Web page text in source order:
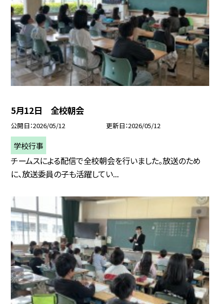
5月12日 全校朝会
公開日 2026/05/12 更新日 2026/05/12
学校行事
チームスによる配信で全校朝会を行いました。放送のため
に、放送委員の子も活躍してい...